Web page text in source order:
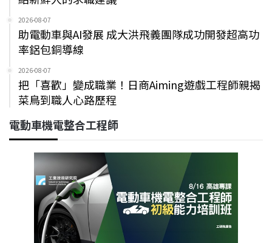
2026-08-07
助電動車與AI發展 成大洪飛義團隊成功開發超高功
率鋁包銅導線
2026-08-07
把「喜歡」變成職業！日商Aiming遊戲工程師親揭
菜鳥到職人心路歷程
電動車機電整合工程師